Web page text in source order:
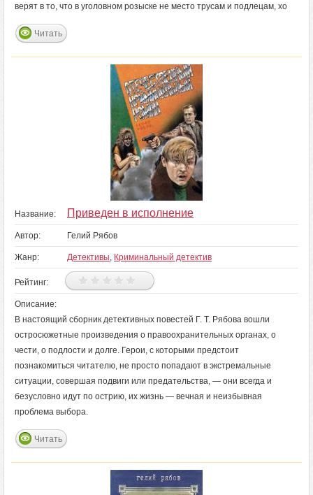
верят в то, что в уголовном розыске не место трусам и подлецам, хо
Читать
Название: Приведен в исполнение
Автор: Гелий Рябов
Жанр: Детективы, Криминальный детектив
Рейтинг:
Описание:
В настоящий сборник детективных повестей Г. Т. Рябова вошли
остросюжетные произведения о правоохранительных органах, о
чести, о подлости и долге. Герои, с которыми предстоит
познакомиться читателю, не просто попадают в экстремальные
ситуации, совершая подвиги или предательства, — они всегда и
безусловно идут по острию, их жизнь — вечная и неизбывная
проблема выбора.
Читать